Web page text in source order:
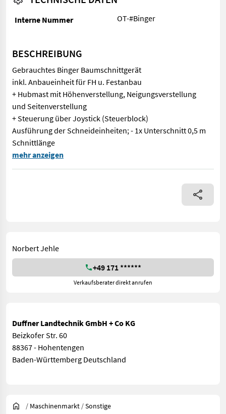
Interne Nummer OT-#Binger
BESCHREIBUNG
Gebrauchtes Binger Baumschnittgerät
inkl. Anbaueinheit für FH u. Festanbau
+ Hubmast mit Höhenverstellung, Neigungsverstellung
und Seitenverstellung
+ Steuerung über Joystick (Steuerblock)
Ausführung der Schneideinheiten; - 1x Unterschnitt 0,5 m
Schnittlänge
Gebrauchtes Binger Baumschnittgerät inkl. Anbaueinheit für
mehr anzeigen
Norbert Jehle
+49 171 ******
Verkaufsberater direkt anrufen
Duffner Landtechnik GmbH + Co KG
Beizkofer Str. 60
88367 - Hohentengen
Baden-Württemberg Deutschland
/ Maschinenmarkt /Sonstige